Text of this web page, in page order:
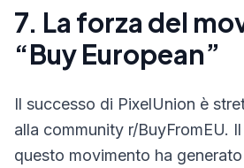
7. La forza del
“Buy European”
Il successo di PixelUnion è
alla community r/BuyFromEU.
questo movimento ha